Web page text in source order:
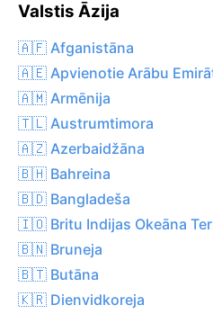
Valstis Āzija
🇦🇫 Afganistāna
🇦🇪 Apvienotie Arābu
🇦🇲 Armēnija
🇹🇱 Austrumtimora
🇦🇿 Azerbaidžāna
🇧🇭 Bahreina
🇧🇩 Bangladeša
🇮🇴 Britu Indijas Okeāna
🇧🇳 Bruneja
🇧🇹 Butāna
🇰🇷 Dienvidkoreja